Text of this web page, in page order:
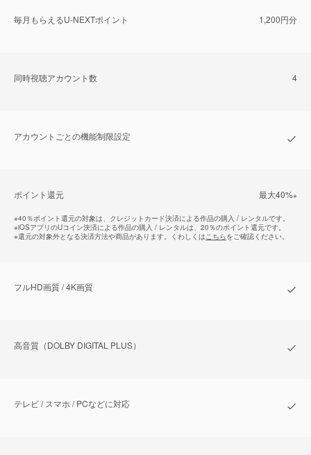
毎⽉もらえるU-NEXTポイント 1,200円分
同時視聴アカウント数 4
アカウントごとの機能制限設定
ポイント還元 最⼤40%※
※40％ポイント還元の対象は、クレジットカード決済による作品の購入 / レンタルです。
※iOSアプリのUコイン決済による作品の購入 / レンタルは、20％のポイント還元です。
※還元の対象外となる決済方法や商品があります。くわしくはこちらをご確認ください。
フルHD画質 / 4K画質
⾼⾳質（DOLBY DIGITAL PLUS）
テレビ / スマホ / PCなどに対応